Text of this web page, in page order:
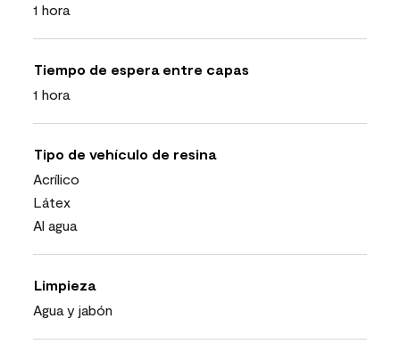
1 hora
Tiempo de espera entre capas
1 hora
Tipo de vehículo de resina
Acrílico
Látex
Al agua
Limpieza
Agua y jabón